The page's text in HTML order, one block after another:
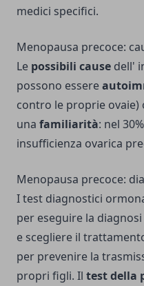
medici specifici.
Menopausa precoce:
Le possibili cause dell'
possono essere
contro le proprie ovaie)
una familiarità: nel
insufficienza ovarica
Menopausa precoce:
I test diagnostici
per eseguire la
e scegliere il
per prevenire la
propri figli. Il test della